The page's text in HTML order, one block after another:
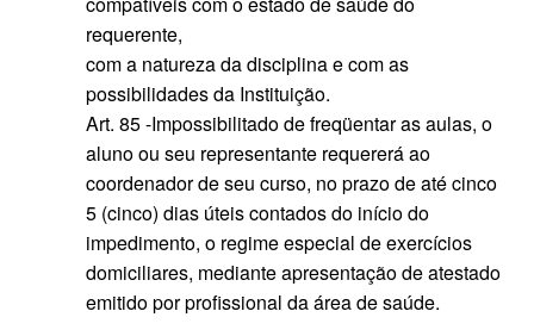
requerente,
com a natureza da disciplina e com as
possibilidades da Instituição.
Art. 85 -Impossibilitado de freqüentar as aulas, o
aluno ou seu representante requererá ao
coordenador de seu curso, no prazo de até cinco
5 (cinco) dias úteis contados do início do
impedimento, o regime especial de exercícios
domiciliares, mediante apresentação de atestado
emitido por profissional da área de saúde.